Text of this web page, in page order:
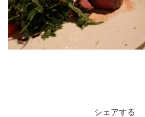
シェアする